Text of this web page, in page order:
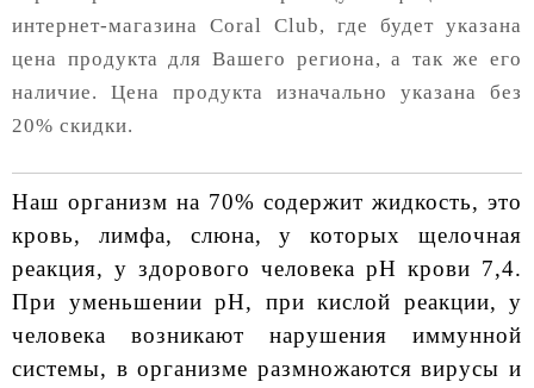
интернет-магазина Coral Club, где будет указана
цена продукта для Вашего региона, а так же его
наличие. Цена продукта изначально указана без
20% скидки.
Наш организм на 70% содержит жидкость, это
кровь, лимфа, слюна, у которых щелочная
реакция, у здорового человека рH крови 7,4.
При уменьшении рH, при кислой реакции, у
человека возникают нарушения иммунной
системы, в организме размножаются вирусы и